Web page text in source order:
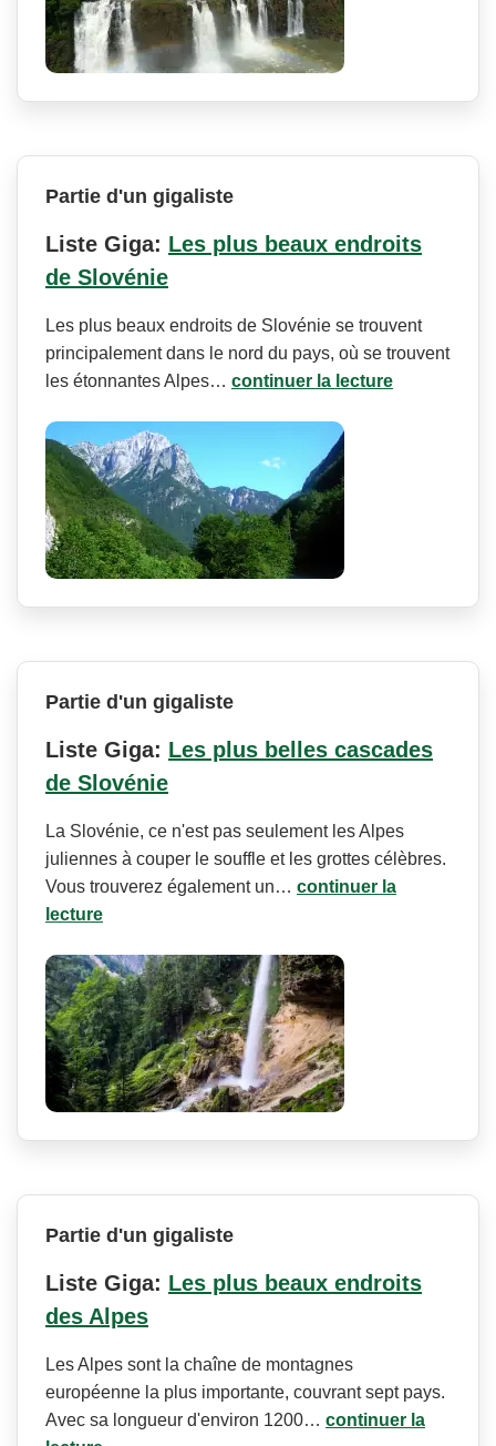
Partie d'un gigaliste
Liste Giga: Les plus beaux endroits
de Slovénie
Les plus beaux endroits de Slovénie se trouvent
principalement dans le nord du pays, où se trouvent
les étonnantes Alpes… continuer la lecture
Partie d'un gigaliste
Liste Giga: Les plus belles cascades
de Slovénie
La Slovénie, ce n'est pas seulement les Alpes
juliennes à couper le souffle et les grottes célèbres.
Vous trouverez également un… continuer la
lecture
Partie d'un gigaliste
Liste Giga: Les plus beaux endroits
des Alpes
Les Alpes sont la chaîne de montagnes
européenne la plus importante, couvrant sept pays.
Avec sa longueur d'environ 1200… continuer la